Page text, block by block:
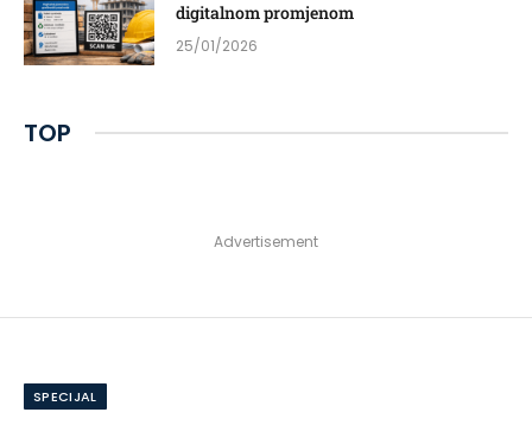
digitalnom promjenom
25/01/2026
TOP
Advertisement
SPECIJAL